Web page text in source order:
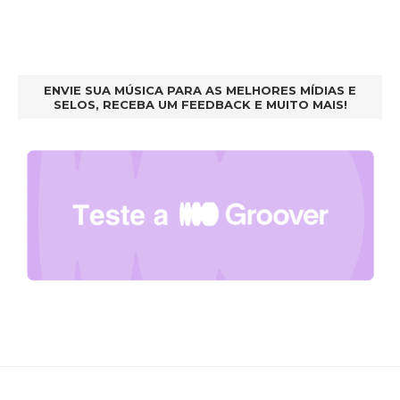
ENVIE SUA MÚSICA PARA AS MELHORES MÍDIAS E
SELOS, RECEBA UM FEEDBACK E MUITO MAIS!